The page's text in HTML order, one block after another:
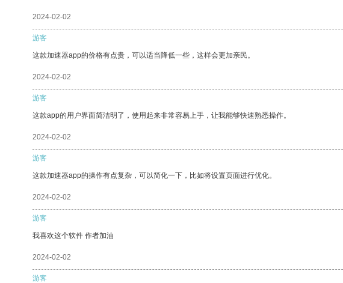
2024-02-02
游客
这款加速器app的价格有点贵，可以适当降低一些，这样会更加亲民。
2024-02-02
游客
这款app的用户界面简洁明了，使用起来非常容易上手，让我能够快速熟悉操作。
2024-02-02
游客
这款加速器app的操作有点复杂，可以简化一下，比如将设置页面进行优化。
2024-02-02
游客
我喜欢这个软件 作者加油
2024-02-02
游客